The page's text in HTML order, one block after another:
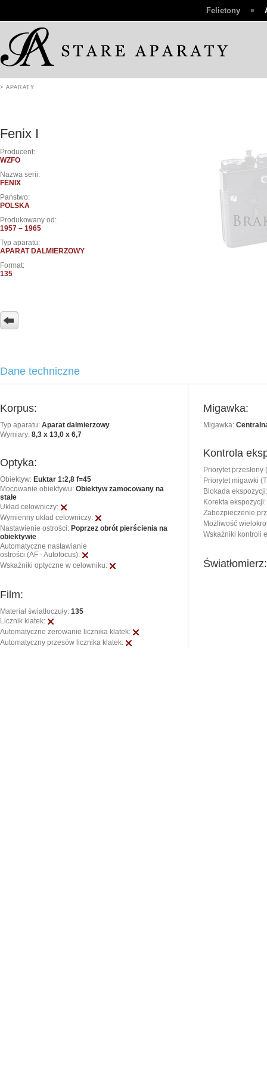
Felietony
> APARATY
Fenix I
Producent:
WZFO
Nazwa serii:
FENIX
Państwo:
POLSKA
Produkowany od:
1957 – 1965
Typ aparatu:
APARAT DALMIERZOWY
Format:
135
Dane techniczne
Korpus:
Typ aparatu: Aparat dalmierzowy
Wymiary: 8,3 x 13,0 x 6,7
Optyka:
Obiektyw: Euktar 1:2,8 f=45
Mocowanie obiektywu: Obiektyw zamocowany na
stałe
Układ celowniczy:
Wymienny układ celowniczy:
Nastawienie ostrości: Poprzez obrót pierścienia na
obiektywie
Automatyczne nastawianie
ostrości (AF - Autofocus):
Wskaźniki optyczne w celowniku:
Film:
Materiał światłoczuły: 135
Licznik klatek:
Automatyczne zerowanie licznika klatek:
Automatyczny przesów licznika klatek:
Migawka:
Migawka:
Kontrola
Priorytet przesłony
Priorytet migawki
Blokada ekspozycji:
Korekta ekspozycji:
Zabezpieczenie
Możliwość
Wskaźniki kontroli